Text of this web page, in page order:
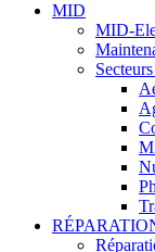
MID
MID-